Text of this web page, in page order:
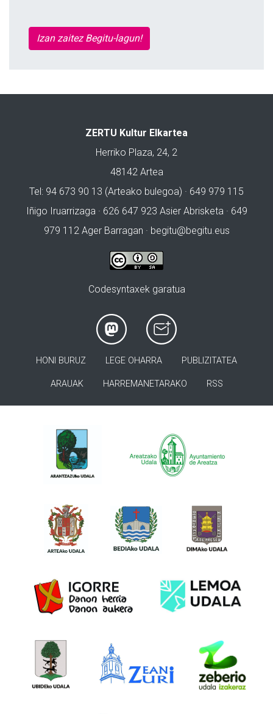
Izan zaitez Begitu-lagun!
ZERTU Kultur Elkartea
Herriko Plaza, 24, 2
48142 Artea
Tel: 94 673 90 13 (Arteako bulegoa) · 649 979 115
Iñigo Iruarrizaga · 626 647 923 Asier Abrisketa · 649
979 112 Ager Barragan · begitu@begitu.eus
Codesyntaxek garatua
HONI BURUZ LEGE OHARRA PUBLIZITATEA
ARAUAK HARREMANETARAKO RSS